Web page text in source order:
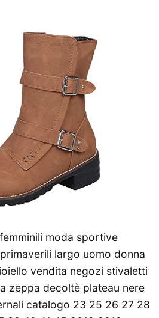
moda sportive
largo uomo donna
vendita negozi stivaletti
zeppa decoltè plateau nere
catalogo 23 25 26 27 28